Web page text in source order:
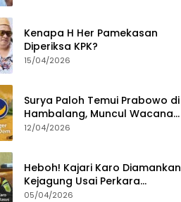
Kenapa H Her Pamekasan
Diperiksa KPK?
15/04/2026
Surya Paloh Temui Prabowo di
Hambalang, Muncul Wacana
Penggabungan NasDem dan
12/04/2026
Heboh! Kajari Karo Diamankan
Kejagung Usai Perkara
Videografer Divonis Bebas
05/04/2026